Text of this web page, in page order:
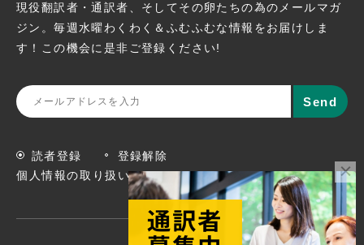
現役翻訳者・通訳者、そしてその卵たちの為のメールマガ
ジン。毎週水曜わくわく＆ふむふむな情報をお届けしま
す！この機会に是非ご登録ください!
読者登録
登録解除
個人情報の取り扱いについて